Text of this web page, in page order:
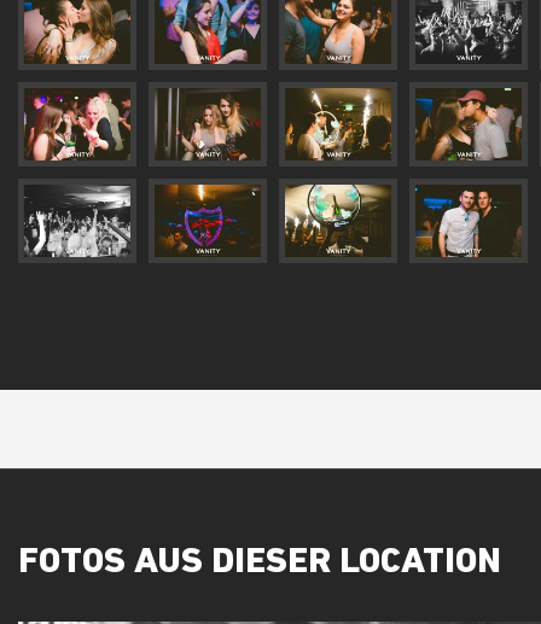
FOTOS AUS DIESER LOCATION